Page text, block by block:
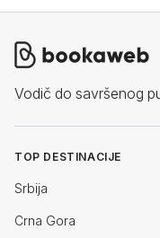
Vodič do savršenog
TOP DESTINACIJE
Srbija
Crna Gora